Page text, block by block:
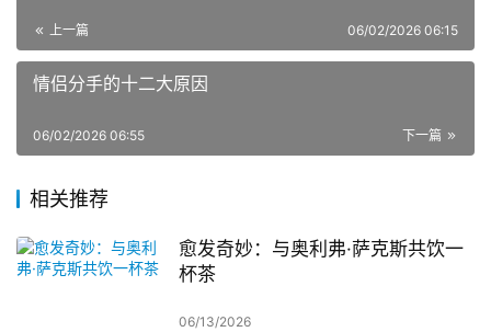
上一篇 06/02/2026 06:15
情侣分手的十二大原因
下一篇
06/02/2026 06:55
相关推荐
愈发奇妙：与奥利弗·萨克斯共饮一
杯茶
06/13/2026